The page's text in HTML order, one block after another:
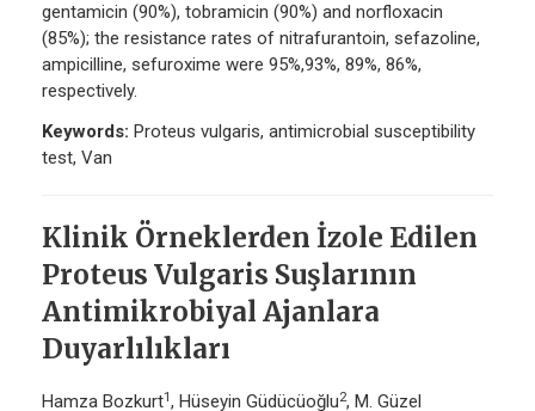
gentamicin (90%), tobramicin (90%) and norfloxacin
(85%); the resistance rates of nitrafurantoin, sefazoline,
ampicilline, sefuroxime were 95%,93%, 89%, 86%,
respectively.
Keywords: Proteus vulgaris, antimicrobial susceptibility
test, Van
Klinik Örneklerden İzole Edilen
Proteus Vulgaris Suşlarının
Antimikrobiyal Ajanlara
Duyarlılıkları
Hamza Bozkurt1, Hüseyin Güdücüoğlu2, M. Güzel